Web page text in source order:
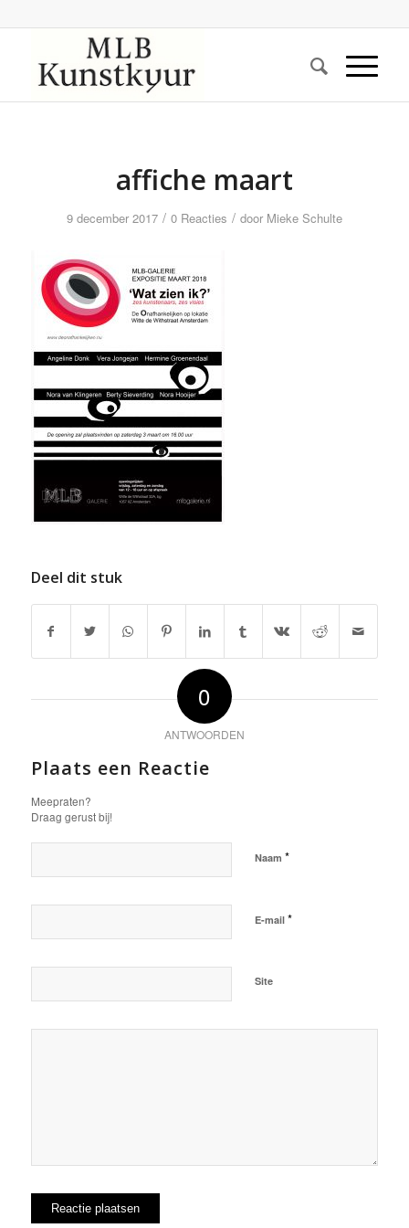
affiche maart
9 december 2017 / 0 Reacties / door Mieke Schulte
Deel dit stuk
0
ANTWOORDEN
Plaats een Reactie
Meepraten?
Draag gerust bij!
Naam *
E-mail *
Site